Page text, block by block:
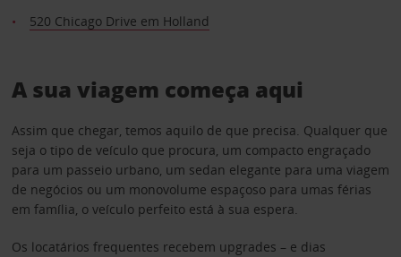
520 Chicago Drive em Holland
A sua viagem começa aqui
Assim que chegar, temos aquilo de que precisa. Qualquer que
seja o tipo de veículo que procura, um compacto engraçado
para um passeio urbano, um sedan elegante para uma viagem
de negócios ou um monovolume espaçoso para umas férias
em família, o veículo perfeito está à sua espera.
Os locatários frequentes recebem upgrades – e dias